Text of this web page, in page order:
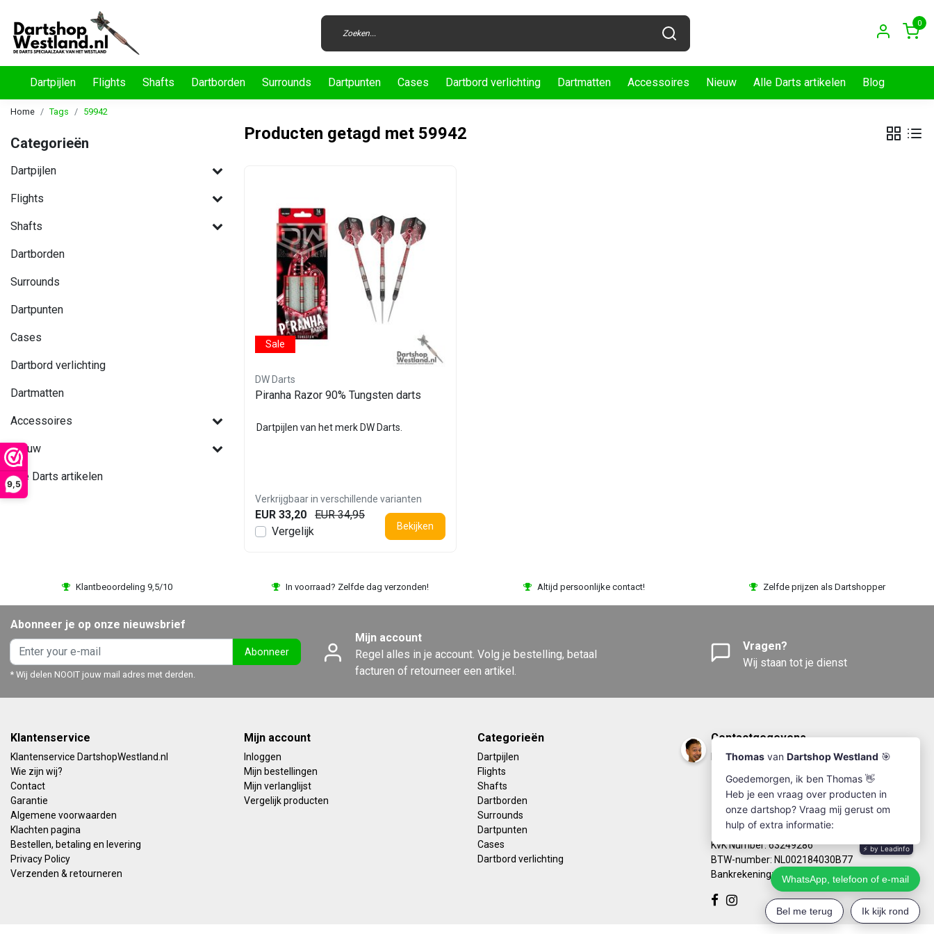
9,5
0
Dartpijlen Flights Shafts Dartborden Surrounds Dartpunten Cases Dartbord verlichting Dartmatten Accessoires Nieuw Alle Darts artikelen Blog
Home Tags 59942
Categorieën
Dartpijlen
Flights
Shafts
Dartborden
Surrounds
Dartpunten
Cases
Dartbord verlichting
Dartmatten
Accessoires
Nieuw
Alle Darts artikelen
Producten getagd met 59942
Sale
DW Darts
Piranha Razor 90% Tungsten darts
Dartpijlen van het merk DW Darts.
Verkrijgbaar in verschillende varianten
EUR 33,20
EUR 34,95
Vergelijk
Bekijken
Klantbeoordeling 9,5/10 In voorraad? Zelfde dag verzonden! Altijd persoonlijke contact! Zelfde prijzen als Dartshopper
Abonneer je op onze nieuwsbrief
Abonneer
* Wij delen NOOIT jouw mail adres met derden.
Mijn account
Regel alles in je account. Volg je bestelling, betaal
facturen of retourneer een artikel.
Vragen?
Wij staan tot je dienst
Klantenservice
Klantenservice DartshopWestland.nl
Wie zijn wij?
Contact
Garantie
Algemene voorwaarden
Klachten pagina
Bestellen, betaling en levering
Privacy Policy
Verzenden & retourneren
Mijn account
Inloggen
Mijn bestellingen
Mijn verlanglijst
Vergelijk producten
Categorieën
Dartpijlen
Flights
Shafts
Dartborden
Surrounds
Dartpunten
Cases
Dartbord verlichting
Contactgegevens
DartshopWestland.nl
info@dartshopwestland.nl
Kleine Woerdlaan 19
2671 CA - Naaldwijk
KvK Number: 63249286
BTW-number: NL002184030B77
Bankrekening: NL67RABO0125923279